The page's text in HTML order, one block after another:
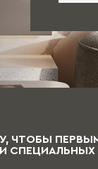
ЧТОБЫ
СПЕЦИАЛЬНЫХ